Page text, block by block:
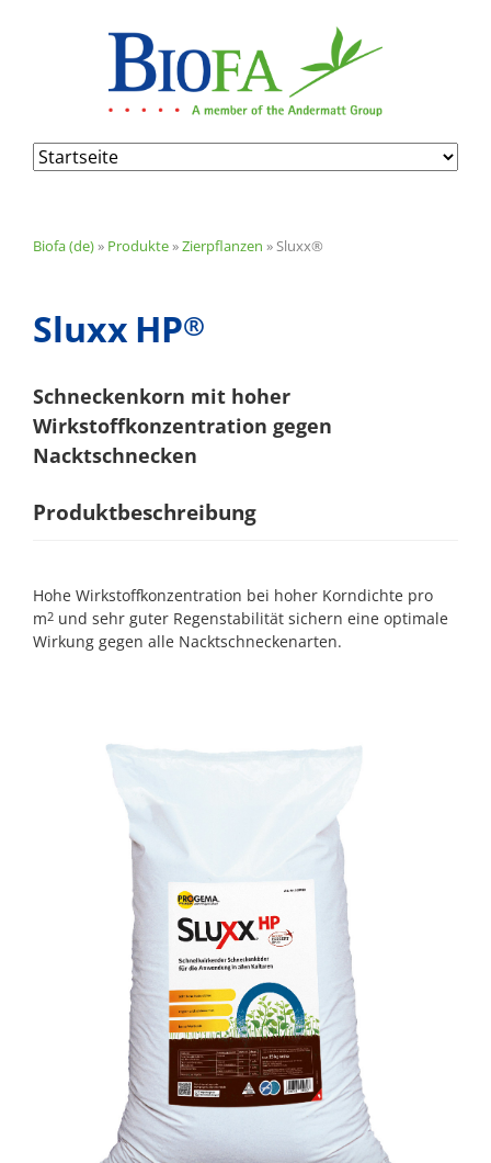
Navigation
überspringen
Biofa (de)» Produkte»Zierpflanzen »Sluxx®
Sluxx HP®
Schneckenkorn mit hoher
Wirkstoffkonzentration gegen
Nacktschnecken
Produktbeschreibung
Hohe Wirkstoffkonzentration bei hoher Korndichte pro
m2und sehr guter Regenstabilität sichern eine optimale
Wirkung gegen alle Nacktschneckenarten.